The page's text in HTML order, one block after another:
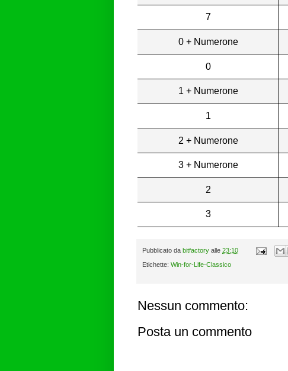
7
0 + Numerone
0
1 + Numerone
1
2 + Numerone
3 + Numerone
2
3
Pubblicato da bitfactory alle 23:10
Etichette: Win-for-Life-Classico
Nessun commento:
Posta un commento